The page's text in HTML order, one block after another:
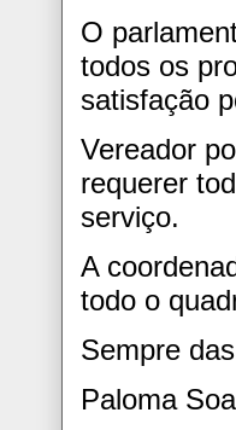
O
todos os
satisfação
Vereador
requerer
serviço.
A
todo o
Sempre
Paloma